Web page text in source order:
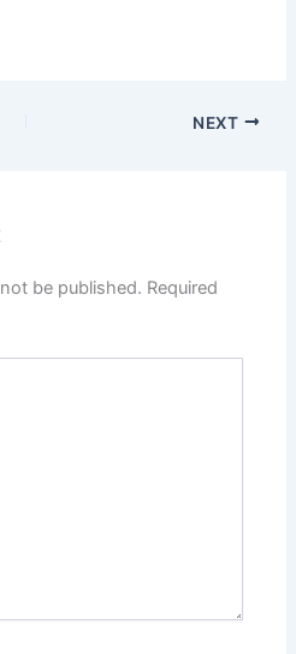
NEXT
be published. Required